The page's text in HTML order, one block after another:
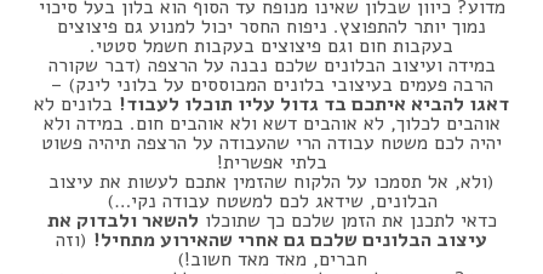
מדוע? כיוון שבלון שאינו מנופח עד הסוף הוא בלון בעל סיכוי
נמוך יותר להתפוצץ. ניפוח החסר יכול למנוע גם פיצוצים
בעקבות חום וגם פיצוצים בעקבות חשמל סטטי.
במידה ועיצוב הבלונים שלכם נבנה על הרצפה (דבר שקורה
הרבה פעמים בעיצובי בלונים המבוססים על בלוני לינק) –
דאגו להביא איתכם בד גדול עליו תוכלו לעבוד! בלונים לא
אוהבים לכלוך, לא אוהבים דשא ולא אוהבים חום. במידה ולא
יהיה לכם משטח עבודה הרי שהעבודה על הרצפה תיהיה פשוט
בלתי אפשרית!
(ולא, אל תסמכו על הלקוח שהזמין אתכם לעשות את עיצוב
הבלונים, שידאג לכם למשטח עבודה נקי…)
כדאי לתכנן את הזמן שלכם כך שתוכלו להשאר ולבדוק את
עיצוב הבלונים שלכם גם אחרי שהאירוע מתחיל! (וזה
חברים, מאד מאד חשוב!)